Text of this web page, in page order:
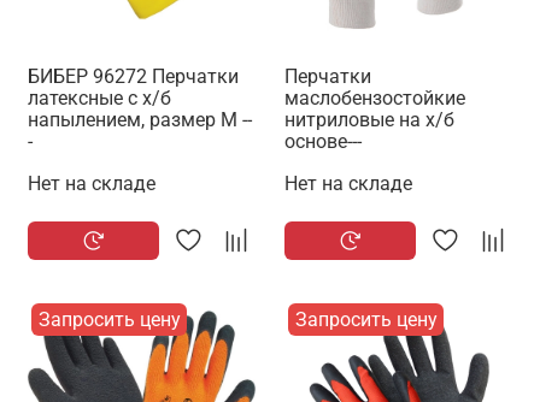
БИБЕР 96272 Перчатки
латексные с х/б
напылением, размер M --
-
Нет на складе
Перчатки
маслобензостойкие
нитриловые на х/б
основе---
Нет на складе
Запросить цену Запросить цену